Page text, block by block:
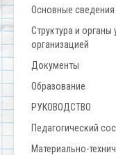
Основные сведения
Структура и органы
организацией
Документы
Образование
РУКОВОДСТВО
Педагогический
Материально-